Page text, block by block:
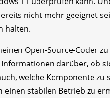
nicht mehr geeignet
halten.
Open-Source-Coder
Informationen darüber, ob
welche Komponente zu
einen stabilen Betrieb zu